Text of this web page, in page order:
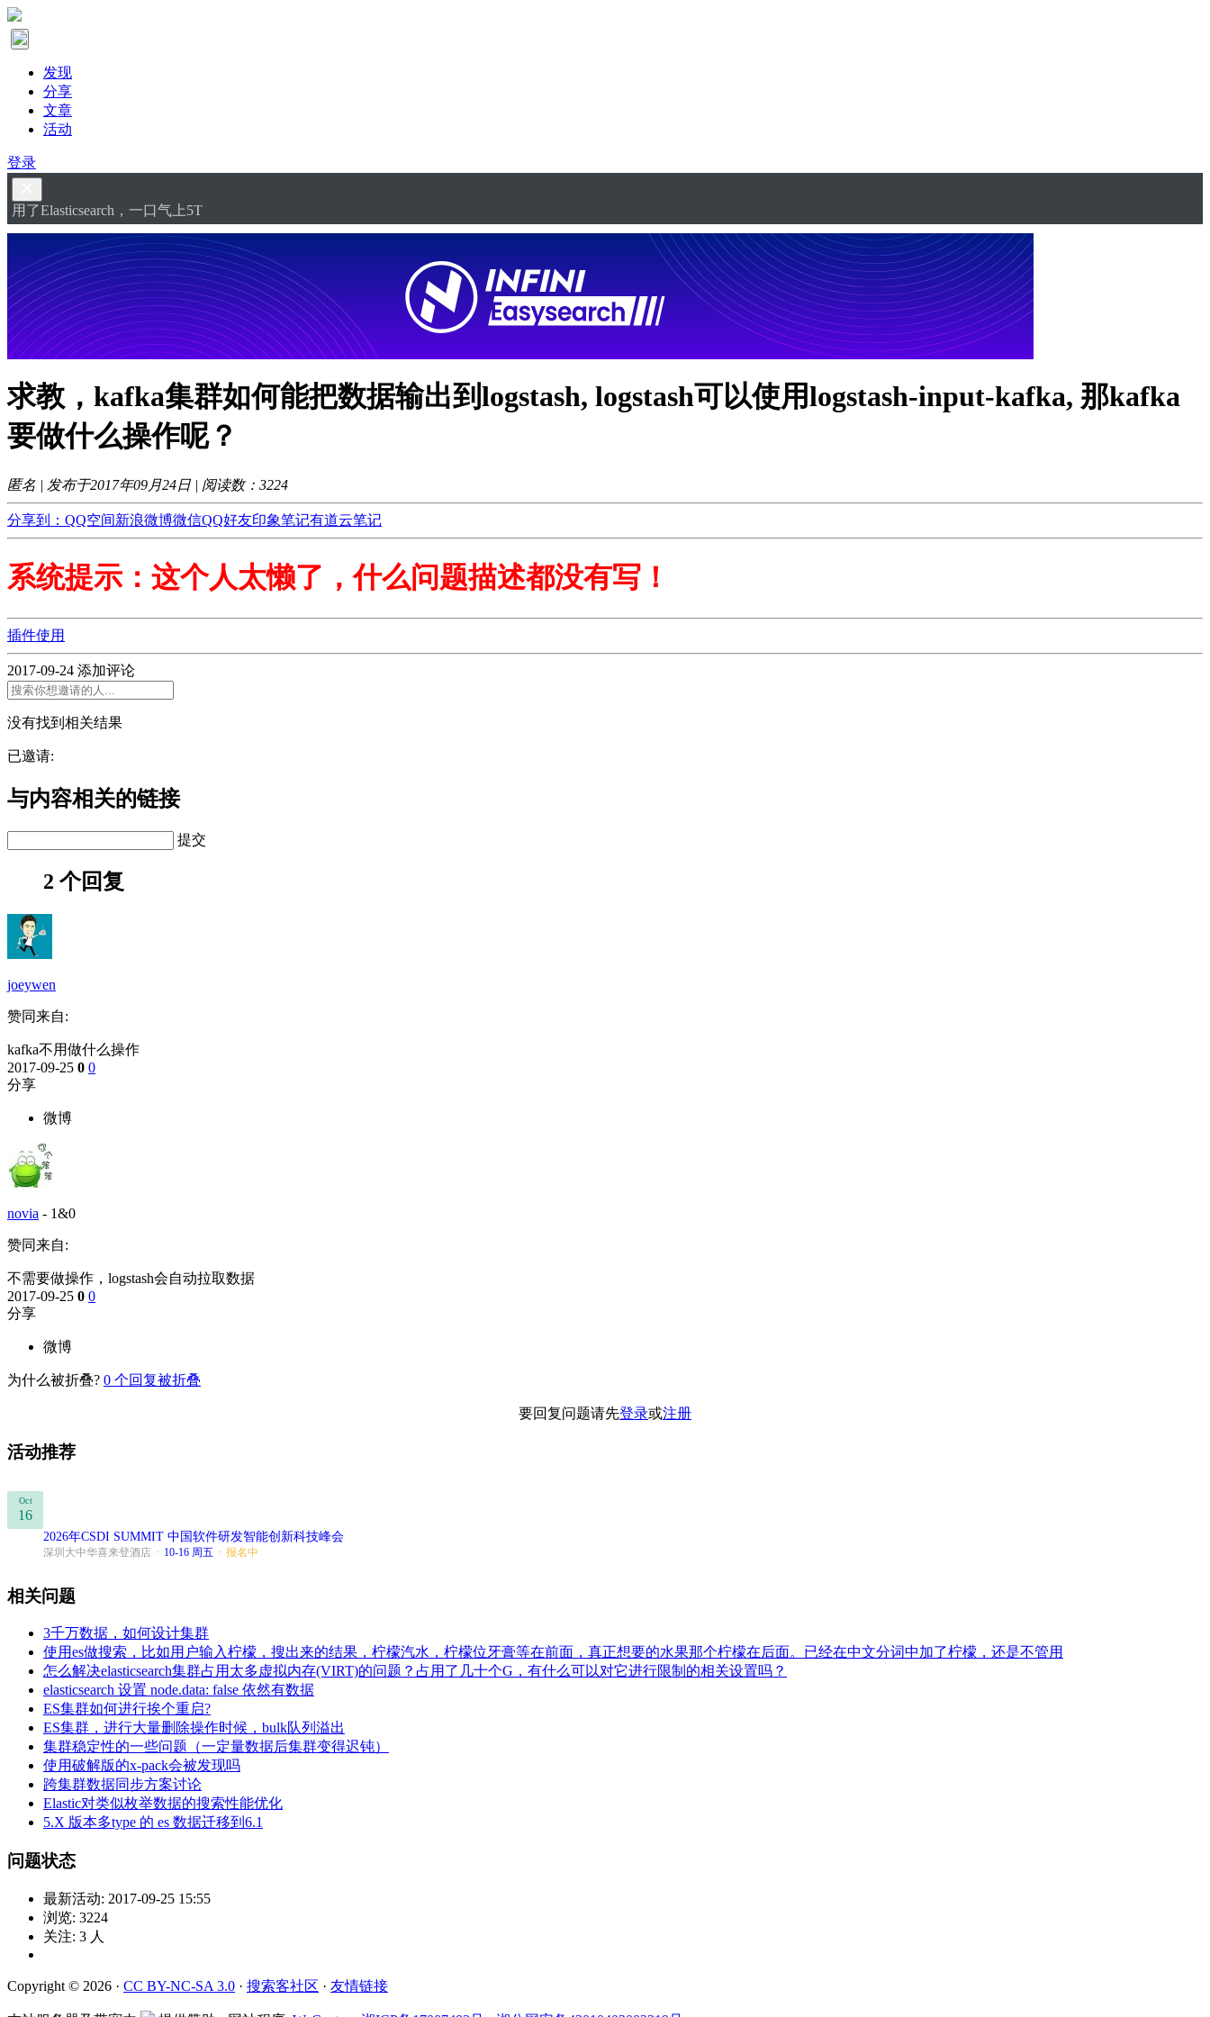
发现
分享
文章
活动
登录
用了Elasticsearch，一口气上5T
求教，kafka集群如何能把数据输出到logstash, logstash可以使用logstash-input-kafka, 那kafka
要做什么操作呢？
匿名 | 发布于2017年09月24日 | 阅读数： 3224
分享到： QQ空间新浪微博微信QQ好友印象笔记有道云笔记
系统提示：这个人太懒了，什么问题描述都没有写！
插件使用
2017-09-24 添加评论
没有找到相关结果
已邀请:
与内容相关的链接
提交
2 个回复
joeywen
赞同来自:
kafka不用做什么操作
2017-09-25 0 0
分享
微博
novia - 1&0
赞同来自:
不需要做操作，logstash会自动拉取数据
2017-09-25 0 0
分享
微博
为什么被折叠? 0 个回复被折叠
要回复问题请先登录或注册
活动推荐
Oct
16
2026年CSDI SUMMIT 中国软件研发智能创新科技峰会
深圳大中华喜来登酒店 · 10-16 周五 · 报名中
相关问题
3千万数据，如何设计集群
使用es做搜索，比如用户输入柠檬，搜出来的结果，柠檬汽水，柠檬位牙膏等在前面，真正想要的水果那个柠檬在后面。已经在中文分词中加了柠檬，还是不管用
怎么解决elasticsearch集群占用太多虚拟内存(VIRT)的问题？占用了几十个G，有什么可以对它进行限制的相关设置吗？
elasticsearch 设置 node.data: false 依然有数据
ES集群如何进行挨个重启?
ES集群，进行大量删除操作时候，bulk队列溢出
集群稳定性的一些问题（一定量数据后集群变得迟钝）
使用破解版的x-pack会被发现吗
跨集群数据同步方案讨论
Elastic对类似枚举数据的搜索性能优化
5.X 版本多type 的 es 数据迁移到6.1
问题状态
最新活动: 2017-09-25 15:55
浏览: 3224
关注: 3 人
Copyright © 2026 · CC BY-NC-SA 3.0 · 搜索客社区 · 友情链接